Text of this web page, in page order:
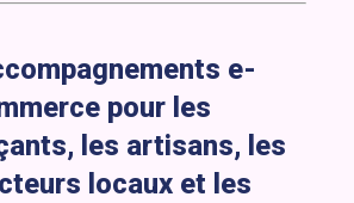
e-
pour les
les artisans, les
locaux et les